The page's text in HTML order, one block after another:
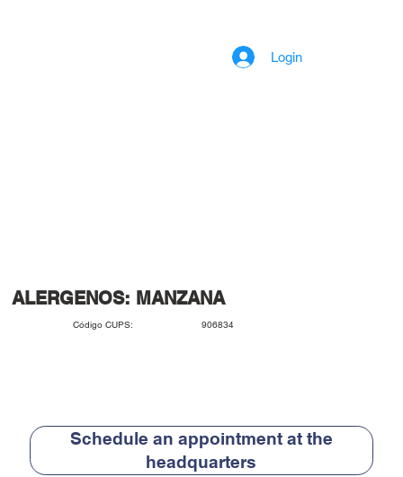
Login
ALERGENOS: MANZANA
Código CUPS: 906834
Schedule an appointment at the
headquarters